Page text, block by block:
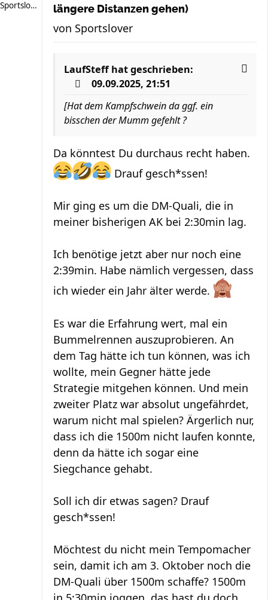
Sportslover
längere Distanzen gehen)
von Sportslover
LaufSteffhat geschrieben:
09.09.2025, 21:51
[Hat dem Kampfschwein da ggf. ein
bisschen der Mumm gefehlt ?
Da könntest Du durchaus recht haben.
Drauf gesch*ssen!
Mir ging es um die DM-Quali, die in
meiner bisherigen AK bei 2:30min lag.
Ich benötige jetzt aber nur noch eine
2:39min. Habe nämlich vergessen, dass
ich wieder ein Jahr älter werde.
Es war die Erfahrung wert, mal ein
Bummelrennen auszuprobieren. An
dem Tag hätte ich tun können, was ich
wollte, mein Gegner hätte jede
Strategie mitgehen können. Und mein
zweiter Platz war absolut ungefährdet,
warum nicht mal spielen? Ärgerlich nur,
dass ich die 1500m nicht laufen konnte,
denn da hätte ich sogar eine
Siegchance gehabt.
Soll ich dir etwas sagen? Drauf
gesch*ssen!
Möchtest du nicht mein Tempomacher
sein, damit ich am 3. Oktober noch die
DM-Quali über 1500m schaffe? 1500m